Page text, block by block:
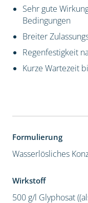
Sehr gute
Bedingungen
Breiter
Regenfestigkeit
Kurze Wartezeit
Formulierung
Wasserlösliches
Wirkstoff
500 g/l Glyphosat